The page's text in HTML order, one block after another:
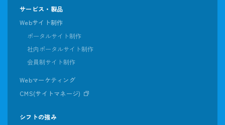
サービス・製品
Webサイト制作
ポータルサイト制作
社内ポータルサイト制作
会員制サイト制作
Webマーケティング
CMS(サイトマネージ)
シフトの強み